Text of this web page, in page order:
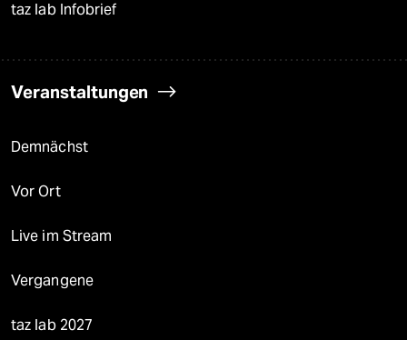
taz lab Infobrief
Veranstaltungen
Demnächst
Vor Ort
Live im Stream
Vergangene
taz lab 2027